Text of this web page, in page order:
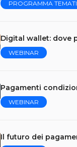
PROGRAMMA
Digital wallet: dove
WEBINAR
Pagamenti
WEBINAR
Il futuro dei